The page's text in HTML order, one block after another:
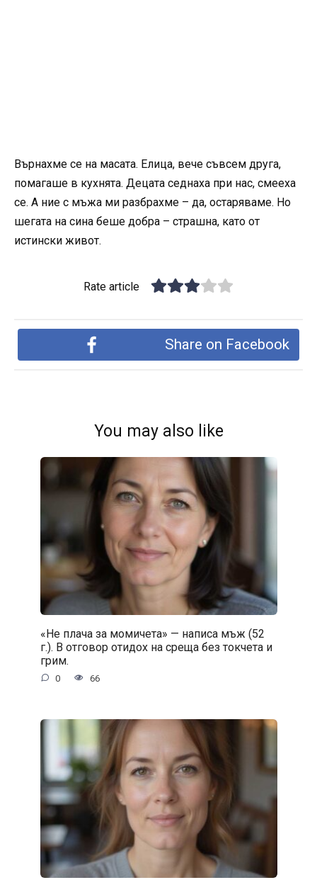
Върнахме се на масата. Елица, вече съвсем друга,
помагаше в кухнята. Децата седнаха при нас, смееха
се. А ние с мъжа ми разбрахме – да, остаряваме. Но
шегата на сина беше добра – страшна, като от
истински живот.
Rate article
Share on Facebook
You may also like
«Не плача за момичета» — написа мъж (52
г.). В отговор отидох на среща без токчета и
грим.
0 66